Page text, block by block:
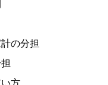
の分担
方